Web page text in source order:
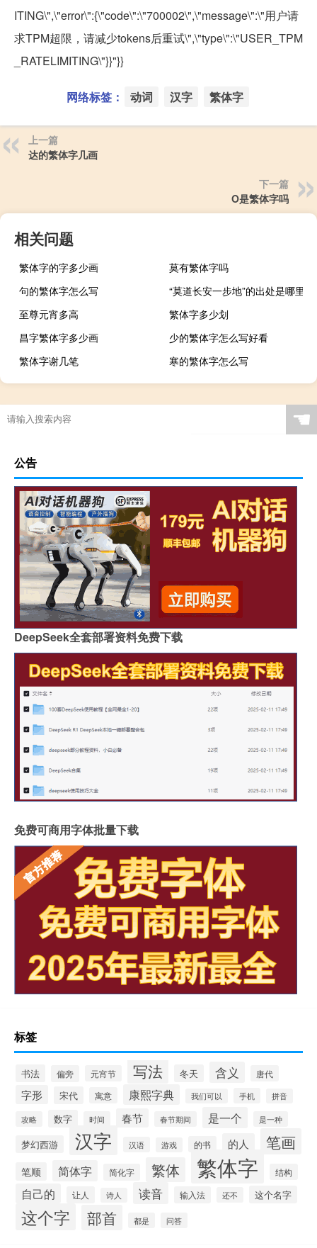
ITING\",\"error\":{\"code\":\"700002\",\"message\":\"用户请
求TPM超限，请减少tokens后重试\",\"type\":\"USER_TPM
_RATELIMITING\"}}"}}
网络标签： 动词 汉字 繁体字
上一篇
达的繁体字几画
下一篇
O是繁体字吗
相关问题
繁体字的字多少画
莫有繁体字吗
句的繁体字怎么写
“莫道长安一步地”的出处是哪里
至尊元宵多高
繁体字多少划
昌字繁体字多少画
少的繁体字怎么写好看
繁体字谢几笔
寒的繁体字怎么写
☚
公告
DeepSeek全套部署资料免费下载
免费可商用字体批量下载
标签
书法 偏旁 元宵节 写法 冬天 含义 唐代
字形 宋代 寓意 康熙字典 我们可以 手机 拼音
攻略 数字 时间 春节 春节期间 是一个 是一种
梦幻西游 汉字 汉语 游戏 的书 的人 笔画
笔顺 简体字 简化字 繁体 繁体字 结构
自己的 让人 诗人 读音 输入法 还不 这个名字
这个字 部首 都是 问答